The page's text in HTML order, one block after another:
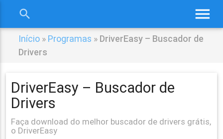
menu
search
Início » Programas » DriverEasy – Buscador de
Drivers
DriverEasy – Buscador de
Drivers
Faça download do melhor buscador de drivers grátis,
o DriverEasy